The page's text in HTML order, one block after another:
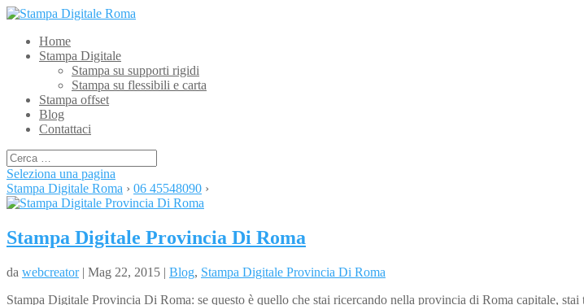
Home
Stampa Digitale
Stampa su supporti rigidi
Stampa su flessibili e carta
Stampa offset
Blog
Contattaci
Seleziona una pagina
Stampa Digitale Roma › 06 45548090 ›
Stampa Digitale Provincia Di Roma
da webcreator| Mag 22, 2015 | Blog, Stampa Digitale Provincia Di Roma
Stampa Digitale Provincia Di Roma: se questo è quello che stai ricercando nella provincia di Roma capitale,